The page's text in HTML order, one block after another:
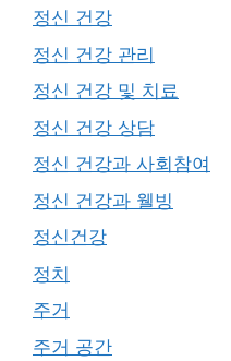
정신 건강
정신 건강 관리
정신 건강 및 치료
정신 건강 상담
정신 건강과 사회참여
정신 건강과 웰빙
정신건강
정치
주거
주거 공간